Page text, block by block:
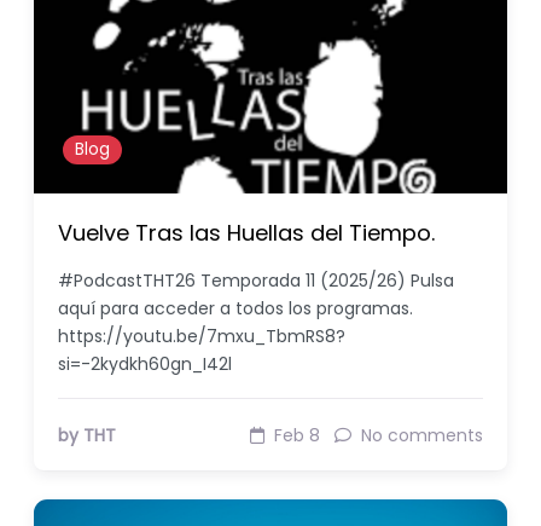
Blog
Vuelve Tras las Huellas del Tiempo.
#PodcastTHT26 Temporada 11 (2025/26) Pulsa
aquí para acceder a todos los programas.
https://youtu.be/7mxu_TbmRS8?
si=-2kydkh60gn_I42l
by THT Feb 8 No comments